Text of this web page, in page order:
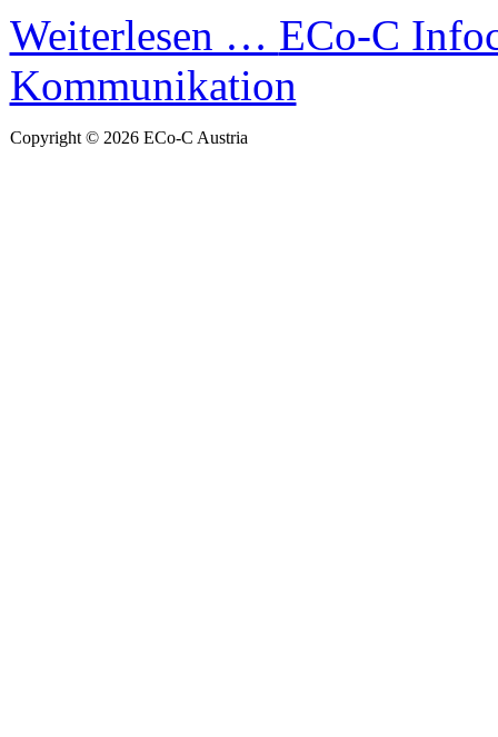
Weiterlesen … ECo-C
Kommunikation
Copyright © 2026 ECo-C Austria